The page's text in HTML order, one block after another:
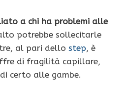
a chi ha problemi alle
potrebbe sollecitarle
al pari dello step, è
di fragilità capillare,
certo alle gambe.